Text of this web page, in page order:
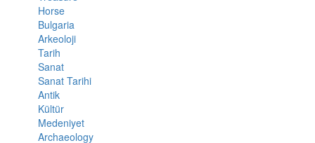
Horse
Bulgaria
Arkeoloji
Tarih
Sanat
Sanat Tarihi
Antik
Kültür
Medeniyet
Archaeology